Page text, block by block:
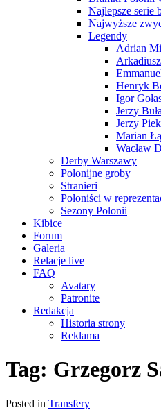
Najlepsze serie
Najwyższe
Legendy
Adrian
Henryk
Igor
Jerzy
Jerzy
Marian
Wacław
Derby Warszawy
Polonijne groby
Stranieri
Poloniści w
Sezony Polonii
Kibice
Forum
Galeria
Relacje live
FAQ
Avatary
Patronite
Redakcja
Historia strony
Reklama
Tag: Grzegorz
Posted in Transfery